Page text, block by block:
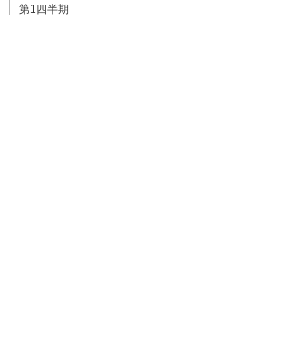
第1四半期